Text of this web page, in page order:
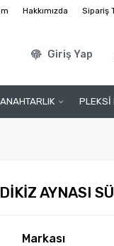
Hakkımızda Sipariş
Giriş Yap
ANAHTARLIK PLEKSİ
AYNASI
Markası